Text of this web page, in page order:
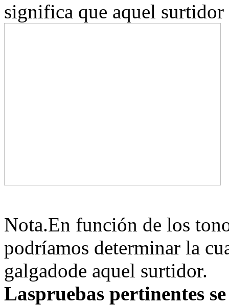
significa que aquel surtidor
Nota.En función de los
podríamos determinar la
galgadode aquel surtidor.
Laspruebas pertinentes